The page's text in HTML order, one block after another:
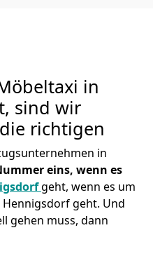
in
sind wir
richtigen
in
eins, wenn es
geht, wenn es um
geht. Und
gehen muss, dann